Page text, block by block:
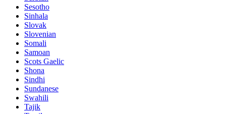
Sesotho
Sinhala
Slovak
Slovenian
Somali
Samoan
Scots Gaelic
Shona
Sindhi
Sundanese
Swahili
Tajik